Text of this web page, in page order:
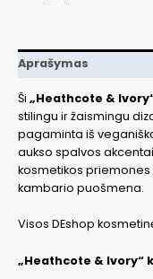
Aprašymas
Ši „Heathcote &
stilingu ir žaismingu
pagaminta iš
aukso spalvos
kosmetikos priemones
kambario puošmena.
Visos DEshop
„Heathcote & Ivory“